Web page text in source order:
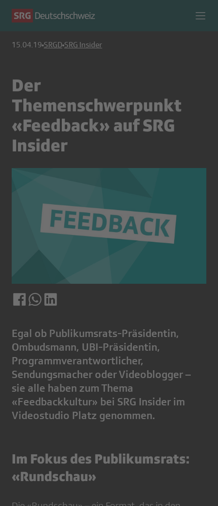
15.04.19 SRGD SRG Insider
Der
Themenschwerpunkt
«Feedback» auf SRG
Insider
Egal ob Publikumsrats-Präsidentin,
Ombudsmann, UBI-Präsidentin,
Programmverantwortlicher,
Sendungsmacher oder Videoblogger –
sie alle haben zum Thema
«Feedbackkultur» bei SRG Insider im
Videostudio Platz genommen.
Im Fokus des Publikumsrats:
«Rundschau»